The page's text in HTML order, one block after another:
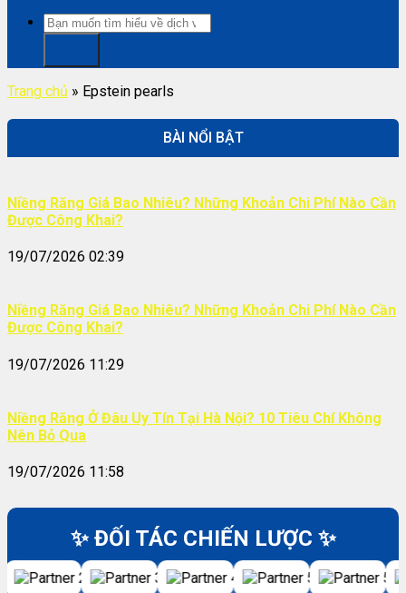
Trang chủ » Epstein pearls
BÀI NỔI BẬT
Niềng Răng Giá Bao Nhiêu? Những Khoản Chi Phí Nào Cần
Được Công Khai?
19/07/2026 02:39
Niềng Răng Giá Bao Nhiêu? Những Khoản Chi Phí Nào Cần
Được Công Khai?
19/07/2026 11:29
Niềng Răng Ở Đâu Uy Tín Tại Hà Nội? 10 Tiêu Chí Không
Nên Bỏ Qua
19/07/2026 11:58
✨ ĐỐI TÁC CHIẾN LƯỢC ✨